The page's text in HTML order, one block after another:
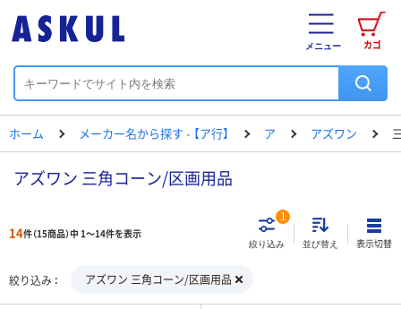
カゴ
メニュー
ホーム メーカー名から探す - 【ア行】 ア アズワン
アズワン 三角コーン/区画用品
14件（15商品）中 1～14件を表示
絞り込み
1
並び替え 表示切替
絞り込み アズワン 三角コーン/区画用品